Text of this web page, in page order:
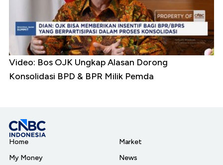
Video: Bos OJK Ungkap Alasan Dorong
Konsolidasi BPD & BPR Milik Pemda
Home
My Money
Market
News